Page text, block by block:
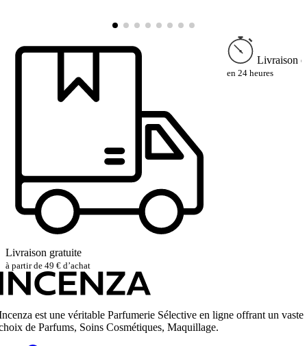
Livraison gratuite
à partir de 49 € d’achat
Livraison
en 24 heures
est une véritable Parfumerie Sélective en ligne offrant un vaste
de Parfums, Soins Cosmétiques, Maquillage.